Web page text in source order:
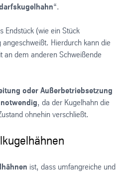
“.
Endstück (wie ein Stück
Hierdurch kann die
an dem anderen Schweißende
oder Außerbetriebsetzung
, da der Kugelhahn die
ohnehin verschließt.
ist, dass umfangreiche und